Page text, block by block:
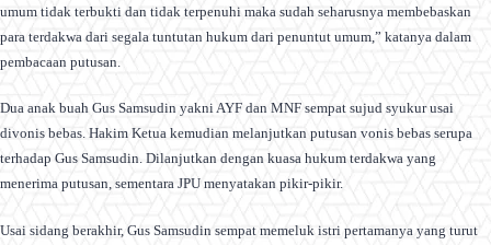
umum tidak terbukti dan tidak terpenuhi maka sudah seharusnya membebaskan
para terdakwa dari segala tuntutan hukum dari penuntut umum,” katanya dalam
pembacaan putusan.
Dua anak buah Gus Samsudin yakni AYF dan MNF sempat sujud syukur usai
divonis bebas. Hakim Ketua kemudian melanjutkan putusan vonis bebas serupa
terhadap Gus Samsudin. Dilanjutkan dengan kuasa hukum terdakwa yang
menerima putusan, sementara JPU menyatakan pikir-pikir.
Usai sidang berakhir, Gus Samsudin sempat memeluk istri pertamanya yang turut